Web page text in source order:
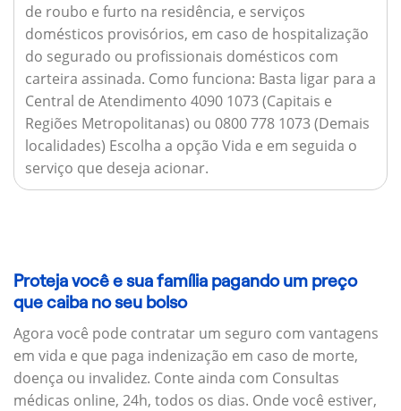
de roubo e furto na residência, e serviços
domésticos provisórios, em caso de hospitalização
do segurado ou profissionais domésticos com
carteira assinada. Como funciona: Basta ligar para a
Central de Atendimento 4090 1073 (Capitais e
Regiões Metropolitanas) ou 0800 778 1073 (Demais
localidades) Escolha a opção Vida e em seguida o
serviço que deseja acionar.
Proteja você e sua família pagando um preço
que caiba no seu bolso
Agora você pode contratar um seguro com vantagens
em vida e que paga indenização em caso de morte,
doença ou invalidez. Conte ainda com Consultas
médicas online, 24h, todos os dias. Onde você estiver,